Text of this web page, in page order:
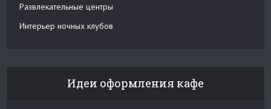
Развлекательные центры
Интерьер ночных клубов
Идеи оформления кафе